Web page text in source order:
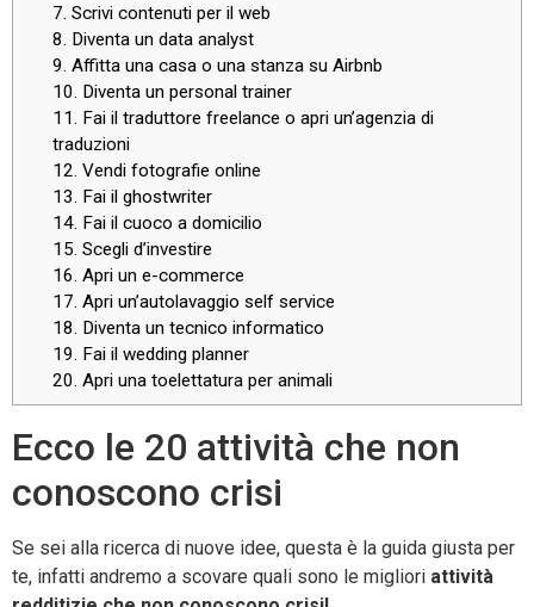
7. Scrivi contenuti per il web
8. Diventa un data analyst
9. Affitta una casa o una stanza su Airbnb
10. Diventa un personal trainer
11. Fai il traduttore freelance o apri un’agenzia di
traduzioni
12. Vendi fotografie online
13. Fai il ghostwriter
14. Fai il cuoco a domicilio
15. Scegli d’investire
16. Apri un e-commerce
17. Apri un’autolavaggio self service
18. Diventa un tecnico informatico
19. Fai il wedding planner
20. Apri una toelettatura per animali
Ecco le 20 attività che non
conoscono crisi
Se sei alla ricerca di nuove idee, questa è la guida giusta per
te, infatti andremo a scovare quali sono le migliori attività